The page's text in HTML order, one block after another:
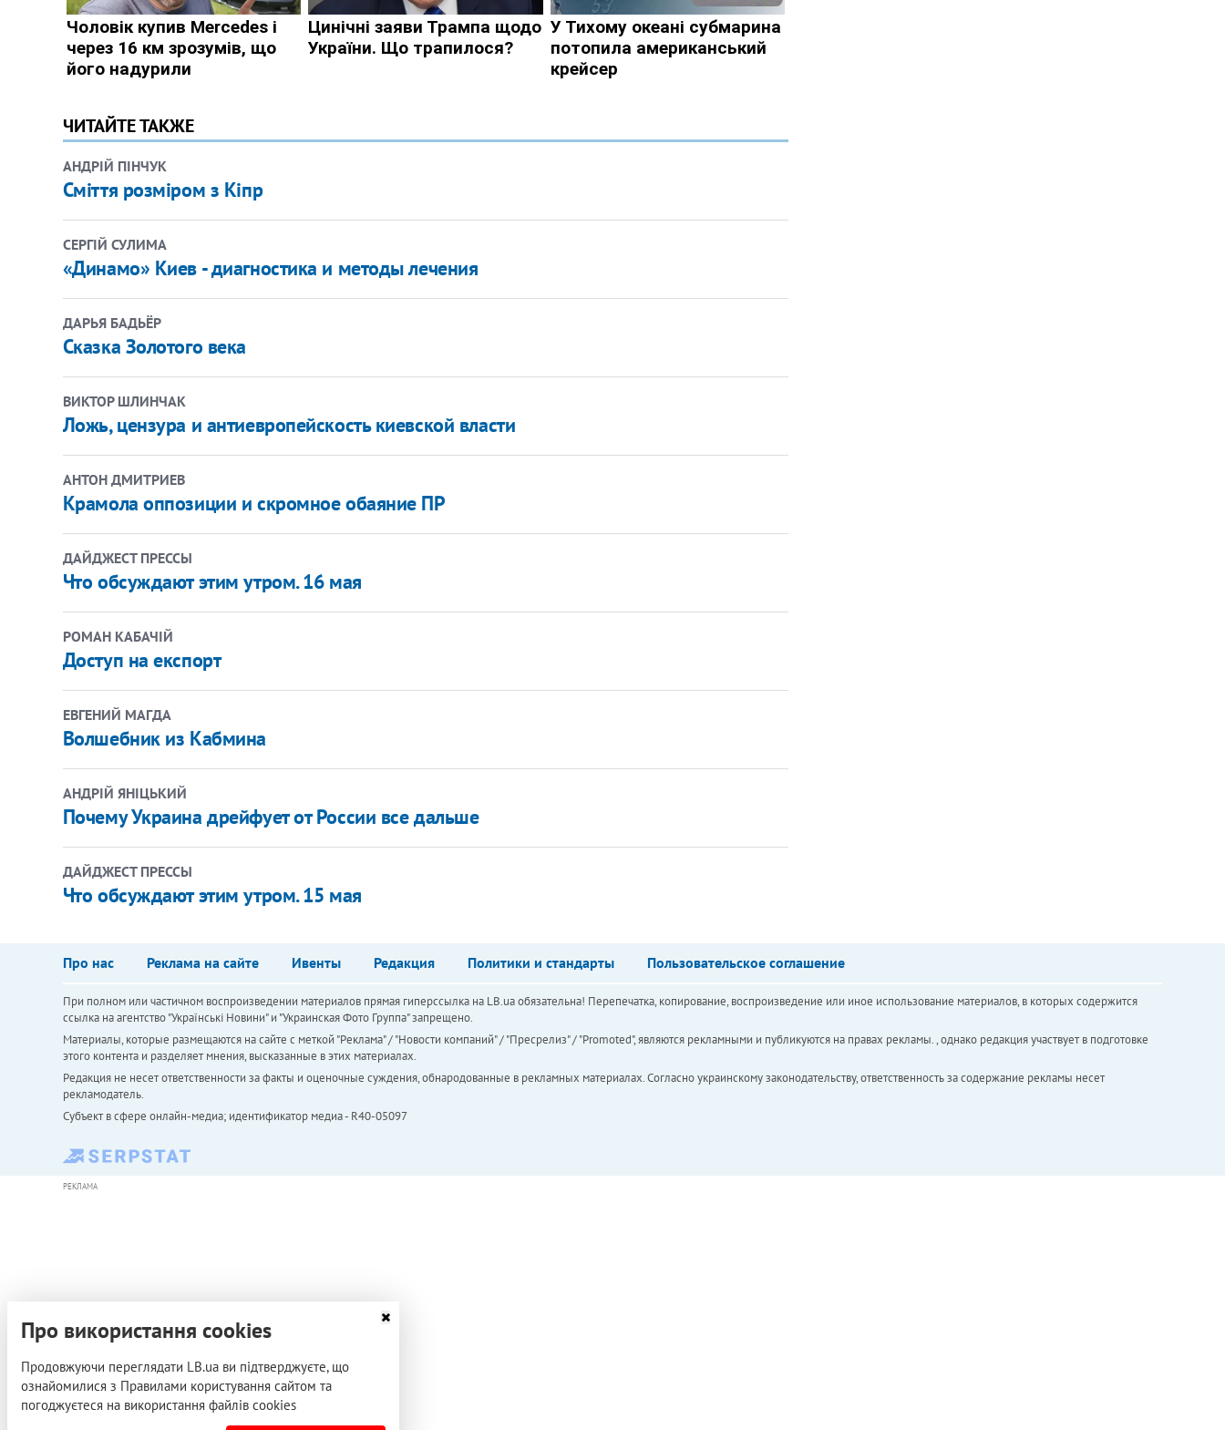
ЧИТАЙТЕ ТАКЖЕ
АНДРІЙ ПІНЧУК
Сміття розміром з Кіпр
СЕРГІЙ СУЛИМА
«Динамо» Киев - диагностика и методы лечения
ДАРЬЯ БАДЬЁР
Сказка Золотого века
ВИКТОР ШЛИНЧАК
Ложь, цензура и антиевропейскость киевской власти
АНТОН ДМИТРИЕВ
Крамола оппозиции и скромное обаяние ПР
ДАЙДЖЕСТ ПРЕССЫ
Что обсуждают этим утром. 16 мая
РОМАН КАБАЧІЙ
Доступ на експорт
ЕВГЕНИЙ МАГДА
Волшебник из Кабмина
АНДРІЙ ЯНІЦЬКИЙ
Почему Украина дрейфует от России все дальше
ДАЙДЖЕСТ ПРЕССЫ
Что обсуждают этим утром. 15 мая
Про нас Реклама на сайте Ивенты Редакция Политики и стандарты Пользовательское соглашение
При полном или частичном воспроизведении материалов прямая гиперссылка на LB.ua обязательна! Перепечатка, копирование, воспроизведение или иное использование материалов, в которых содержится
ссылка на агентство "Українськi Новини" и "Украинская Фото Группа" запрещено.
Материалы, которые размещаются на сайте с меткой "Реклама" / "Новости компаний" / "Пресрелиз" / "Promoted", являются рекламными и публикуются на правах рекламы. , однако редакция участвует в подготовке
этого контента и разделяет мнения, высказанные в этих материалах.
Редакция не несет ответственности за факты и оценочные суждения, обнародованные в рекламных материалах. Согласно украинскому законодательству, ответственность за содержание рекламы несет
рекламодатель.
Субъект в сфере онлайн-медиа; идентификатор медиа - R40-05097
РЕКЛАМА
Про використання cookies
Продовжуючи переглядати LB.ua ви підтверджуєте, що
ознайомилися з Правилами користування сайтом та
погоджуєтеся на використання файлів cookies